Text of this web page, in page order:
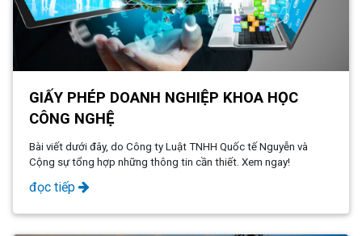
GIẤY PHÉP DOANH NGHIỆP KHOA HỌC
CÔNG NGHỆ
Bài viết dưới đây, do Công ty Luật TNHH Quốc tế Nguyễn và
Cộng sự tổng hợp những thông tin cần thiết. Xem ngay!
đọc tiếp